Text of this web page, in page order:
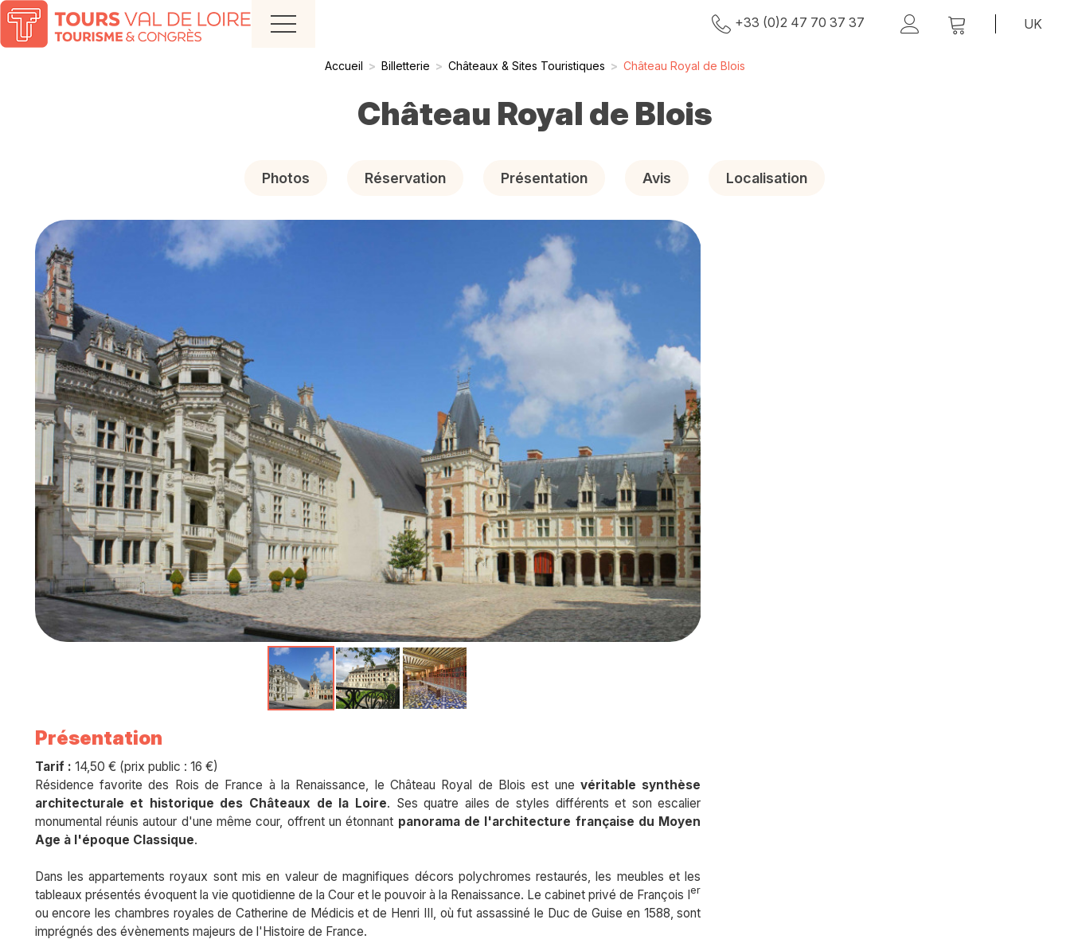
+33 (0)2 47 70 37 37
Accueil > Billetterie > Châteaux & Sites Touristiques > Château Royal de Blois
Château Royal de Blois
Photos Réservation Présentation Avis Localisation
Présentation
Tarif : 14,50 € (prix public : 16 €)
Résidence favorite des Rois de France à la Renaissance, le Château Royal de Blois est unevéritable synthèse
architecturale et historique des Châteaux de la Loire. Ses quatre ailes de styles différents et son escalier
monumental réunis autour d'une même cour, offrent un étonnant panorama de l'architecture française du Moyen
Age à l'époque Classique.
Dans les appartements royaux sont mis en valeur de magnifiques décors polychromes restaurés, les meubles et les
tableaux présentés évoquent la vie quotidienne de la Cour et le pouvoir à la Renaissance. Le cabinet privé de François Ier
ou encore les chambres royales de Catherine de Médicis et de Henri III, où fut assassiné le Duc de Guise en 1588, sont
imprégnés des évènements majeurs de l'Histoire de France.